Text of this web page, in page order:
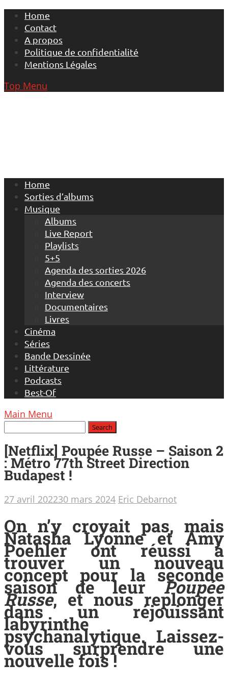
Skip
content
Home
Contact
A propos
Politique de confidentialité
Mentions Légales
Top Menu
Home
Sorties d’albums
Musique
Albums
Live Report
Playlists
5+5
Agenda des sorties 2026
Agenda des concerts
Interview
Documentaires
Livres
Cinéma
Séries
Bande Dessinée
Littérature
Podcasts
Best-Of
Main Menu
[Netflix] Poupée Russe – Saison 2
: Métro 77th Street Direction
Budapest !
27 avril 202230 mars 2024 Eric Debarnot
On n’y croyait pas, mais
Natasha Lyonne et Amy
Poehler ont réussi à
trouver un nouveau
concept pour la seconde
saison de leurPoupée
Russe, et nous replonger
dans un réjouissant
labyrinthe
psychanalytique. Laissez-
vous surprendre une
nouvelle fois !